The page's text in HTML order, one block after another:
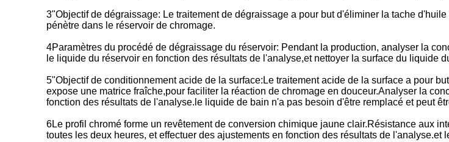
3"Objectif de dégraissage: Le traitement de dégraissage a pour but d'éliminer la tache
pénètre dans le réservoir de chromage.
4Paramètres du procédé de dégraissage du réservoir: Pendant la production, analyser la
le liquide du réservoir en fonction des résultats de l'analyse,et nettoyer la surface du liquide
5"Objectif de conditionnement acide de la surface:Le traitement acide de la surface a pour
expose une matrice fraîche,pour faciliter la réaction de chromage en douceur.Analyser la
fonction des résultats de l'analyse.le liquide de bain n'a pas besoin d'être remplacé et peut
6Le profil chromé forme un revêtement de conversion chimique jaune clair.Résistance aux
toutes les deux heures, et effectuer des ajustements en fonction des résultats de l'analyse.et